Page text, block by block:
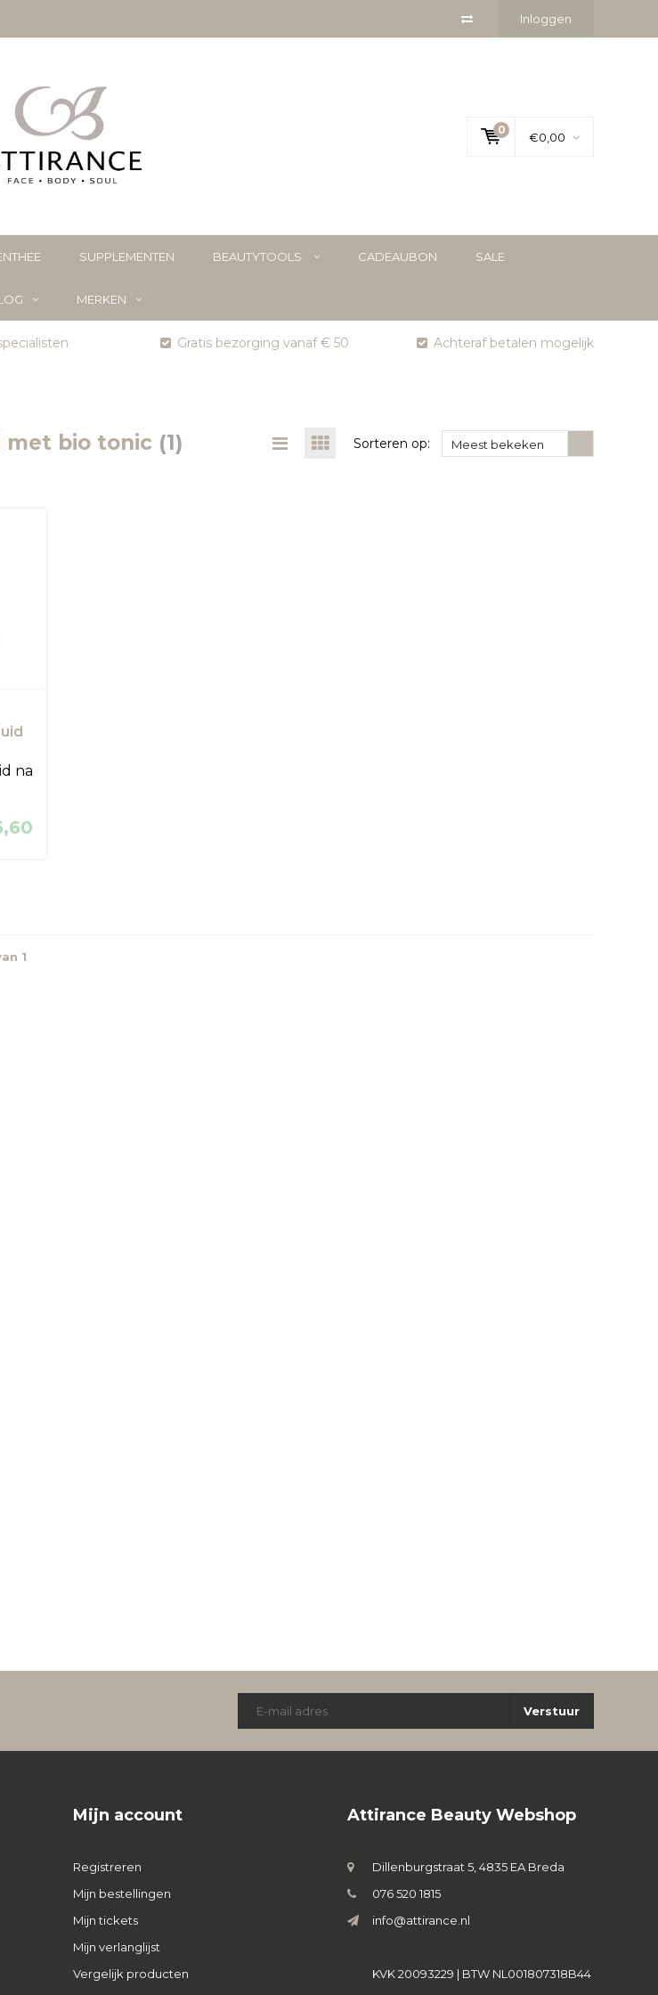
Inloggen
0
€0,00
SUPPLEMENTEN BEAUTYTOOLS CADEAUBON SALE
MERKEN
Gratis bezorging vanaf € 50 Achteraf betalen mogelijk
met bio tonic (1) Sorteren op: Meest bekeken
na
1
Verstuur
Mijn account
Registreren
Mijn bestellingen
Mijn tickets
Mijn verlanglijst
Vergelijk producten
Attirance Beauty Webshop
Dillenburgstraat 5, 4835 EA Breda
076 520 1815
info@attirance.nl
KVK 20093229 | BTW NL001807318B44